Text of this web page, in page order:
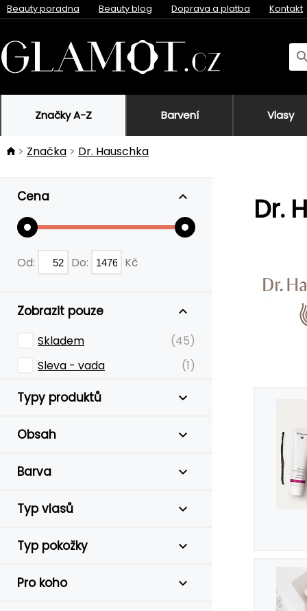
Beauty poradna Beauty blog Doprava a platba Kontakt
Značky A-Z Barvení Vlasy
Značka Dr. Hauschka
Cena
Od: Do: Kč
Zobrazit pouze
Skladem
(45)
Sleva - vada
(1)
Typy produktů
Obsah
Barva
Typ vlasů
Typ pokožky
Pro koho
Dr.